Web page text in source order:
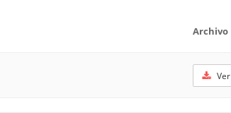
Archivo
Ver